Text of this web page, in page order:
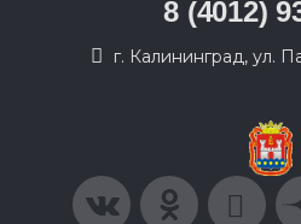
8 (4012)
г. Калининград, ул.